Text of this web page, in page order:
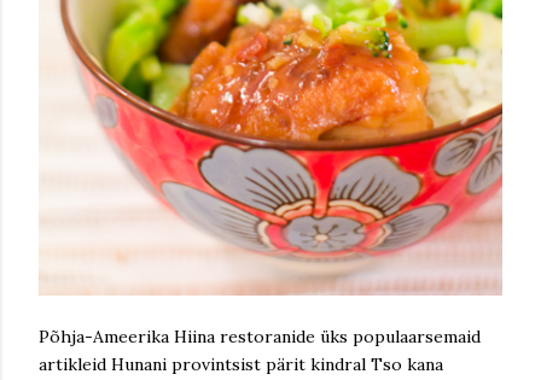
Põhja-Ameerika Hiina restoranide üks populaarsemaid
artikleid Hunani provintsist pärit kindral Tso kana